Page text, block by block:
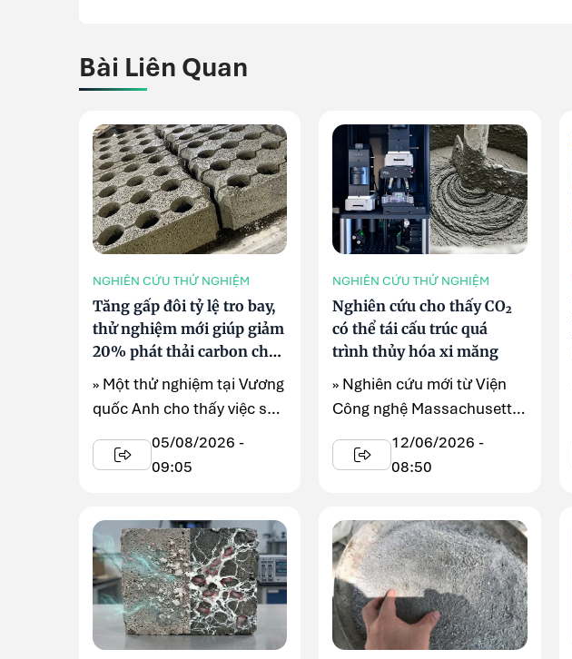
Bài Liên Quan
NGHIÊN CỨU THỬ NGHIỆM
Tăng gấp đôi tỷ lệ tro bay,
thử nghiệm mới giúp giảm
20% phát thải carbon cho
bê tông
» Một thử nghiệm tại Vương
quốc Anh cho thấy việc sử
dụng phụ gia MevoXL có
thể nâng tỷ lệ tro ...
05/08/2026 -
09:05
NGHIÊN CỨU THỬ NGHIỆM
Nghiên cứu cho thấy CO₂
có thể tái cấu trúc quá
trình thủy hóa xi măng
» Nghiên cứu mới từ Viện
Công nghệ Massachusetts
(MIT) cho thấy CO₂ không
chỉ ...
12/06/2026 -
08:50